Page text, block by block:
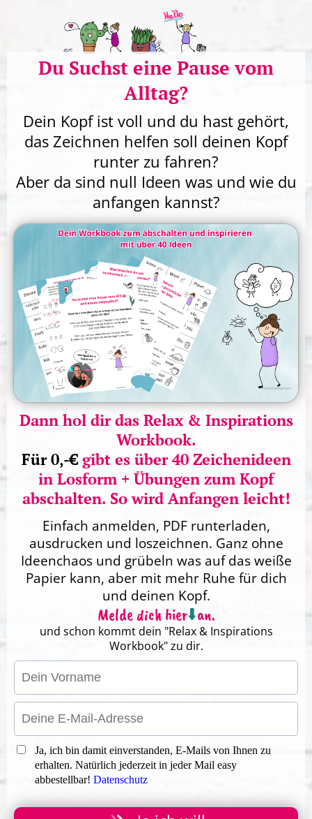
Du Suchst eine Pause vom
Alltag?
Dein Kopf ist voll und du hast gehört,
das Zeichnen helfen soll deinen Kopf
runter zu fahren?
Aber da sind null Ideen was und wie du
anfangen kannst?
Dann hol dir das Relax & Inspirations
Workbook.
Für 0,-€gibt es über 40 Zeichenideen
in Losform + Übungen zum Kopf
abschalten. So wird Anfangen leicht!
Einfach anmelden, PDF runterladen,
ausdrucken und loszeichnen. Ganz ohne
Ideenchaos und grübeln was auf das weiße
Papier kann, aber mit mehr Ruhe für dich
und deinen Kopf.
Melde dich hier⬇️an.
und schon kommt dein "Relax & Inspirations
Workbook" zu dir.
Ja, ich bin damit einverstanden, E-Mails von Ihnen zu
erhalten. Natürlich jederzeit in jeder Mail easy
abbestellbar! Datenschutz
r